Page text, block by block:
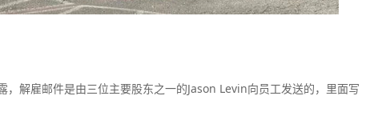
解雇邮件是由三位主要股东之一的Jason Levin向员工发送的，里面写